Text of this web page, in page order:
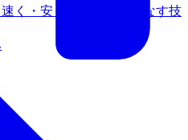
く・安く・省エネでこなす技